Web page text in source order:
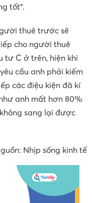
tốt”.
thuê trước sẽ
cho người thuê
tư C ở trên, hiện khi
cầu anh phải kiếm
các điệu kiện đã kí
anh mất hơn 80%
sang lại được
Nhịp sống kinh tế